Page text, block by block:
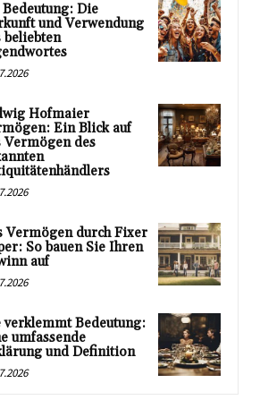
Bedeutung: Die
und Verwendung
beliebten
Hofmaier
Ein Blick auf
Vermögen des
Vermögen durch Fixer
So bauen Sie Ihren
auf
verklemmt Bedeutung:
umfassende
und Definition